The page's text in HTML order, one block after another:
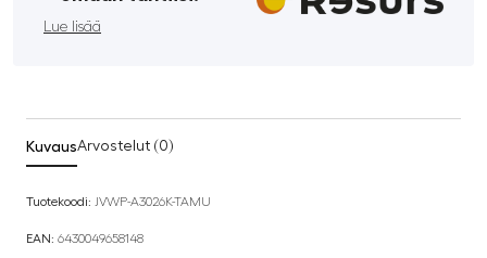
Lue lisää
KuvausArvostelut (0)
Tuotekoodi: JVWP-A3026K-TAMU
EAN: 6430049658148